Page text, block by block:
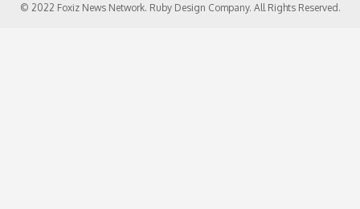
© 2022 Foxiz News Network. Ruby Design Company. All Rights Reserved.